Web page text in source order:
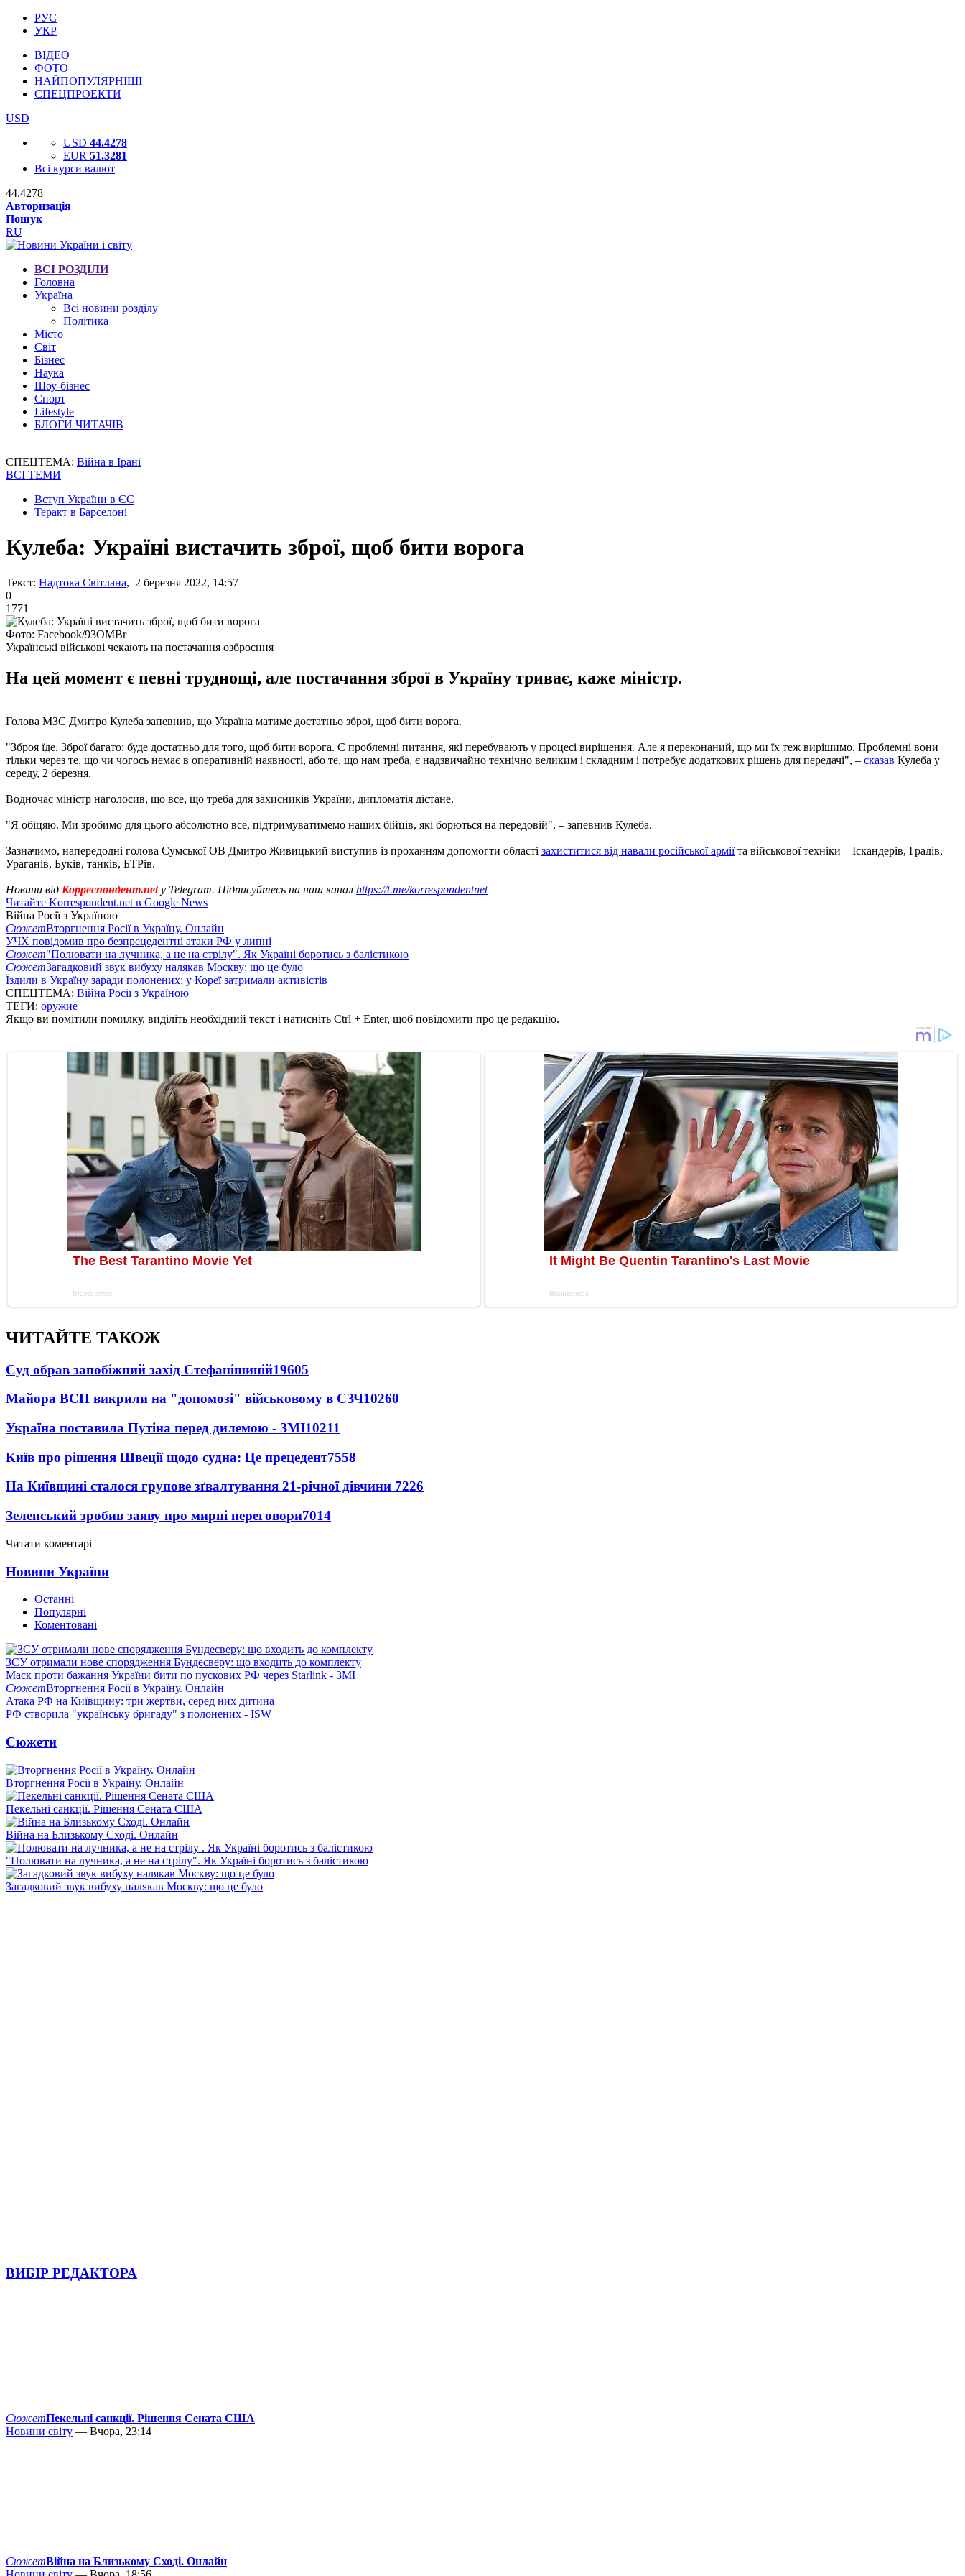
РУС
УКР
ВІДЕО
ФОТО
НАЙПОПУЛЯРНІШІ
СПЕЦПРОЕКТИ
USD
USD 44.4278
EUR 51.3281
Всі курси валют
44.4278
Авторизація
Пошук
RU
ВСІ РОЗДІЛИ
Головна
Україна
Всі новини розділу
Політика
Місто
Світ
Бізнес
Наука
Шоу-бізнес
Спорт
Lifestyle
БЛОГИ ЧИТАЧІВ
СПЕЦТЕМА: Війна в Ірані
ВСІ ТЕМИ
Вступ України в ЄС
Теракт в Барселоні
Кулеба: Україні вистачить зброї, щоб бити ворога
Текст: Надтока Світлана, 2 березня 2022, 14:57
0
1771
Фото: Facebook/93OMBr
Українські військові чекають на постачання озброєння
На цей момент є певні труднощі, але постачання зброї в Україну триває, каже міністр.
Голова МЗС Дмитро Кулеба запевнив, що Україна матиме достатньо зброї, щоб бити ворога.
"Зброя їде. Зброї багато: буде достатньо для того, щоб бити ворога. Є проблемні питання, які перебувають у процесі вирішення. Але я переконаний, що ми їх теж вирішимо. Проблемні вони
тільки через те, що чи чогось немає в оперативній наявності, або те, що нам треба, є надзвичайно технічно великим і складним і потребує додаткових рішень для передачі", – сказав Кулеба у
середу, 2 березня.
Водночас міністр наголосив, що все, що треба для захисників України, дипломатія дістане.
"Я обіцяю. Ми зробимо для цього абсолютно все, підтримуватимемо наших бійців, які борються на передовій", – запевнив Кулеба.
Зазначимо, напередодні голова Сумської ОВ Дмитро Живицький виступив із проханням допомогти області захиститися від навали російської арміїта військової техніки – Іскандерів, Градів,
Ураганів, Буків, танків, БТРів.
Новини від Корреспондент.netу Telegram. Підписуйтесь на наш канал https://t.me/korrespondentnet
Читайте Korrespondent.net в Google News
Війна Росії з Україною
СюжетВторгнення Росії в Україну. Онлайн
УЧХ повідомив про безпрецедентні атаки РФ у липні
Сюжет"Полювати на лучника, а не на стрілу". Як Україні боротись з балістикою
СюжетЗагадковий звук вибуху налякав Москву: що це було
Їздили в Україну заради полонених: у Кореї затримали активістів
СПЕЦТЕМА: Війна Росії з Україною
ТЕГИ: оружие
Якщо ви помітили помилку, виділіть необхідний текст і натисніть Ctrl + Enter, щоб повідомити про це редакцію.
ЧИТАЙТЕ ТАКОЖ
Суд обрав запобіжний захід Стефанішиній19605
Майора ВСП викрили на "допомозі" військовому в СЗЧ10260
Україна поставила Путіна перед дилемою - ЗМІ10211
Київ про рішення Швеції щодо судна: Це прецедент7558
На Київщині сталося групове зґвалтування 21-річної дівчини 7226
Зеленський зробив заяву про мирні переговори7014
Читати коментарі
Новини України
Останні
Популярні
Коментовані
ЗСУ отримали нове спорядження Бундесверу: що входить до комплекту
Маск проти бажання України бити по пускових РФ через Starlink - ЗМІ
СюжетВторгнення Росії в Україну. Онлайн
Атака РФ на Київщину: три жертви, серед них дитина
РФ створила "українську бригаду" з полонених - ISW
Сюжети
Вторгнення Росії в Україну. Онлайн
Пекельні санкції. Рішення Сената США
Війна на Близькому Сході. Онлайн
"Полювати на лучника, а не на стрілу". Як Україні боротись з балістикою
Загадковий звук вибуху налякав Москву: що це було
ВИБІР РЕДАКТОРА
СюжетПекельні санкції. Рішення Сената США
Новини світу — Вчора, 23:14
СюжетВійна на Близькому Сході. Онлайн